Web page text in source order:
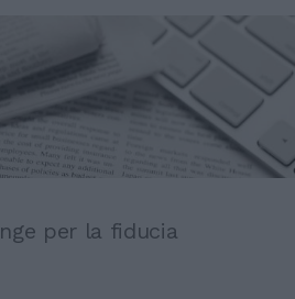
per la fiducia